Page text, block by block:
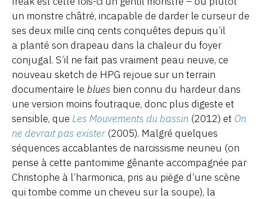
un monstre châtré, incapable de darder le curseur de
ses deux mille cinq cents conquêtes depuis qu’il
a planté son drapeau dans la chaleur du foyer
conjugal. S’il ne fait pas vraiment peau neuve, ce
nouveau sketch de HPG rejoue sur un terrain
documentaire le blues bien connu du hardeur dans
une version moins foutraque, donc plus digeste et
sensible, que Les Mouvements du bassin (2012) et On
ne devrait pas exister(2005). Malgré quelques
séquences accablantes de narcissisme neuneu (on
pense à cette pantomime gênante accompagnée par
Christophe à l’harmonica, pris au piège d’une scène
qui tombe comme un cheveu sur la soupe), la